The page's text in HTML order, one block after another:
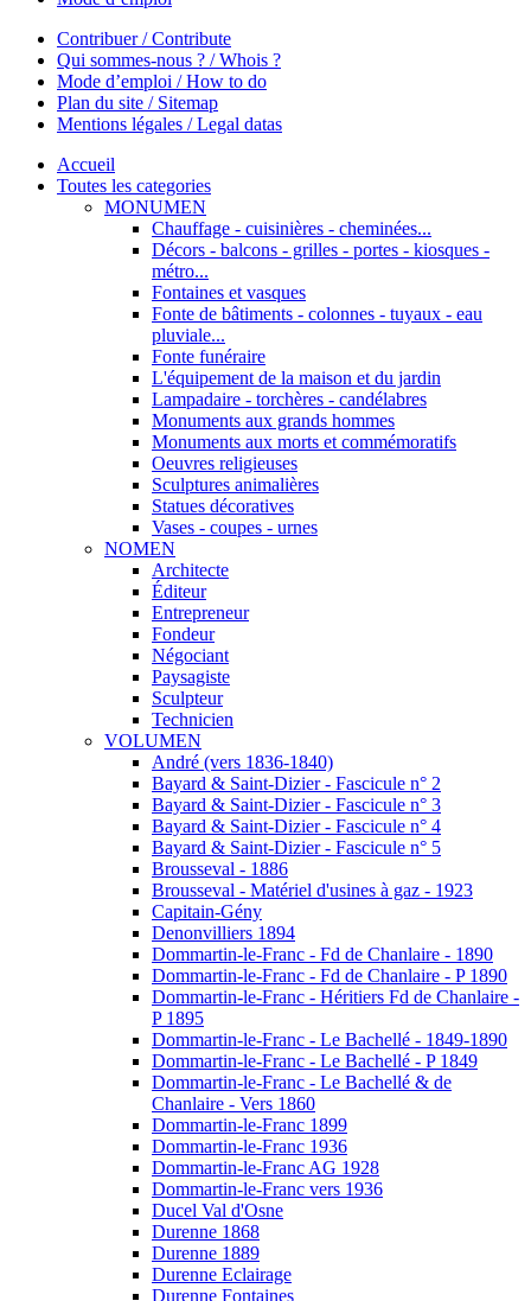
Contribuer / Contribute
Qui sommes-nous ? / Whois ?
Mode d’emploi / How to do
Plan du site / Sitemap
Mentions légales / Legal datas
Accueil
Toutes les categories
MONUMEN
Chauffage - cuisinières - cheminées...
Décors - balcons - grilles - portes - kiosques -
métro...
Fontaines et vasques
Fonte de bâtiments - colonnes - tuyaux - eau
pluviale...
Fonte funéraire
L'équipement de la maison et du jardin
Lampadaire - torchères - candélabres
Monuments aux grands hommes
Monuments aux morts et commémoratifs
Oeuvres religieuses
Sculptures animalières
Statues décoratives
Vases - coupes - urnes
NOMEN
Architecte
Éditeur
Entrepreneur
Fondeur
Négociant
Paysagiste
Sculpteur
Technicien
VOLUMEN
André (vers 1836-1840)
Bayard & Saint-Dizier - Fascicule n° 2
Bayard & Saint-Dizier - Fascicule n° 3
Bayard & Saint-Dizier - Fascicule n° 4
Bayard & Saint-Dizier - Fascicule n° 5
Brousseval - 1886
Brousseval - Matériel d'usines à gaz - 1923
Capitain-Gény
Denonvilliers 1894
Dommartin-le-Franc - Fd de Chanlaire - 1890
Dommartin-le-Franc - Fd de Chanlaire - P 1890
Dommartin-le-Franc - Héritiers Fd de Chanlaire -
P 1895
Dommartin-le-Franc - Le Bachellé - 1849-1890
Dommartin-le-Franc - Le Bachellé - P 1849
Dommartin-le-Franc - Le Bachellé & de
Chanlaire - Vers 1860
Dommartin-le-Franc 1899
Dommartin-le-Franc 1936
Dommartin-le-Franc AG 1928
Dommartin-le-Franc vers 1936
Ducel Val d'Osne
Durenne 1868
Durenne 1889
Durenne Eclairage
Durenne Fontaines